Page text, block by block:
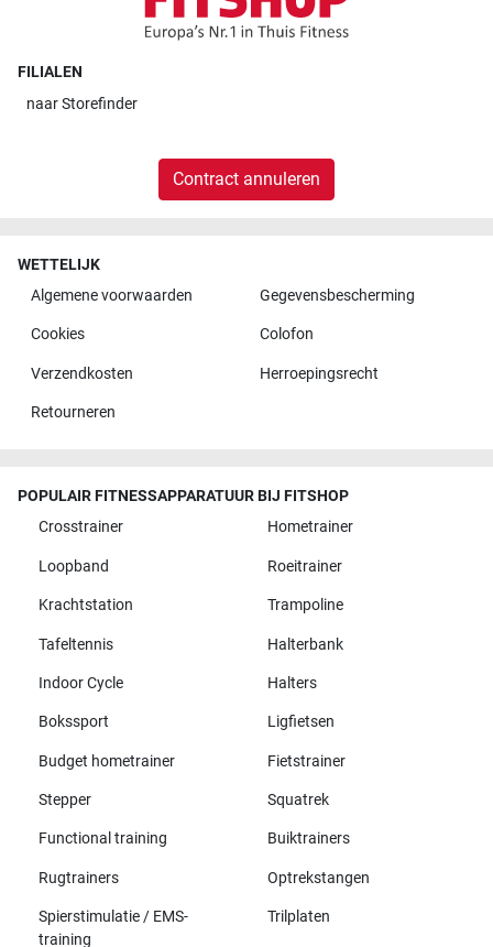
FILIALEN
naarStorefinder
Contract annuleren
WETTELIJK
Algemene voorwaarden
Gegevensbescherming
Cookies Colofon
Verzendkosten Herroepingsrecht
Retourneren
POPULAIR FITNESSAPPARATUUR BIJ FITSHOP
Crosstrainer
Hometrainer
Loopband Roeitrainer
Krachtstation Trampoline
Tafeltennis Halterbank
Indoor Cycle Halters
Bokssport Ligfietsen
Budget hometrainer Fietstrainer
Stepper Squatrek
Functional training Buiktrainers
Rugtrainers Optrekstangen
Spierstimulatie / EMS-
training
Trilplaten